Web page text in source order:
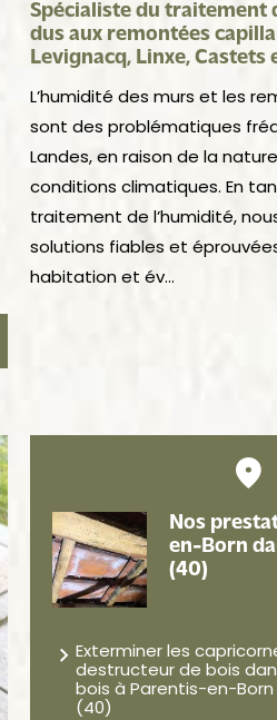
Spécialiste du traitement
dus aux remontées
Levignacq, Linxe, Castets
L’humidité des murs et les
sont des problématiques
Landes, en raison de la
conditions climatiques. En
traitement de l’humidité,
solutions fiables et
habitation et év...
Nos
en-Born
(40)
Exterminer les
destructeur de bois
bois à Parentis-en-Born
(40)